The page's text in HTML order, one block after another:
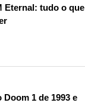
Eternal: tudo o que
1 de 1993 e